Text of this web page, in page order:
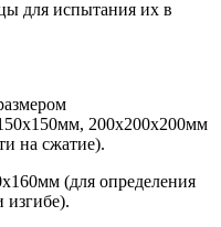
для испытания их в
200х200х200мм
на сжатие).
(для определения
изгибе).